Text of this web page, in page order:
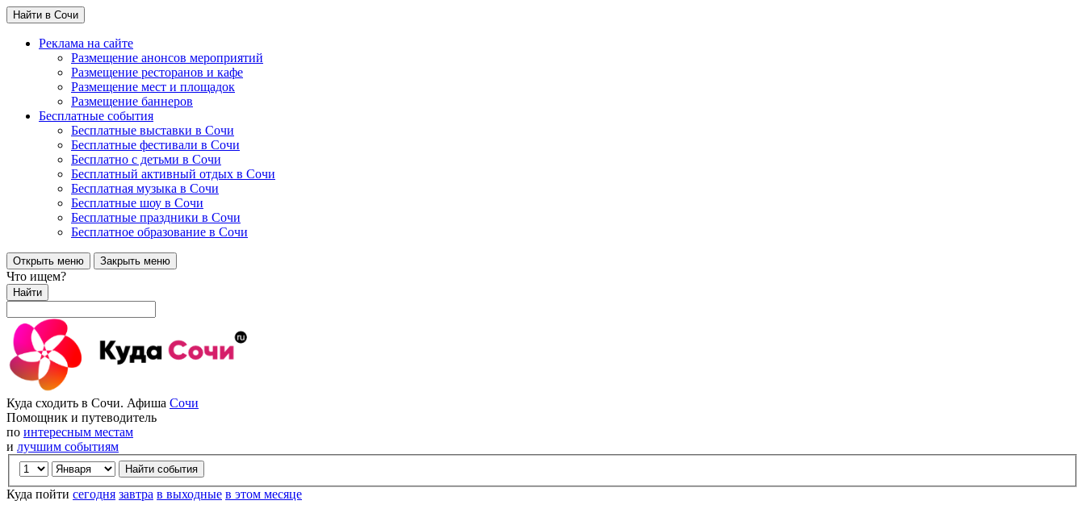
Найти в Сочи
Реклама на сайте
Размещение анонсов мероприятий
Размещение ресторанов и кафе
Размещение мест и площадок
Размещение баннеров
Бесплатные события
Бесплатные выставки в Сочи
Бесплатные фестивали в Сочи
Бесплатно с детьми в Сочи
Бесплатный активный отдых в Сочи
Бесплатная музыка в Сочи
Бесплатные шоу в Сочи
Бесплатные праздники в Сочи
Бесплатное образование в Сочи
Открыть меню Закрыть меню
Что ищем?
Найти
Куда сходить в Сочи. Афиша Сочи
Помощник и путеводитель
по интересным местам
и лучшим событиям
Куда пойти сегодня завтра в выходные в этом месяце